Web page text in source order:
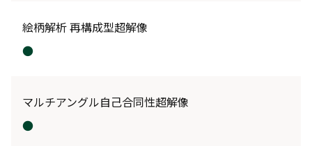
絵柄解析 再構成型超解像
●
マルチアングル自己合同性超解像
●